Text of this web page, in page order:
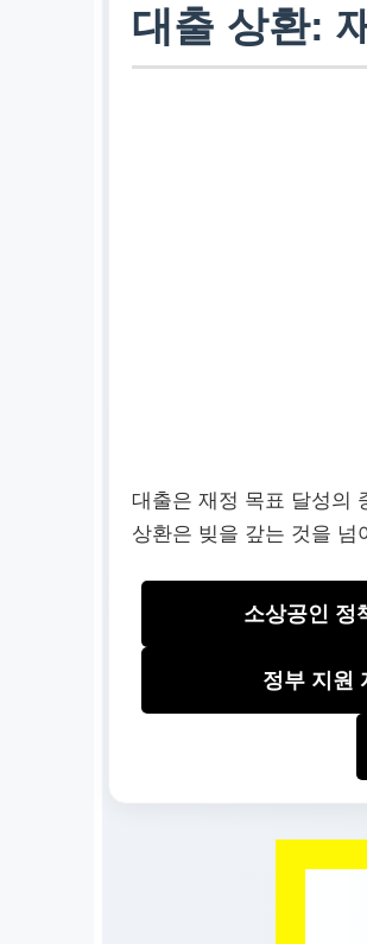
대출 상환:
대출은 재정 목표 달성의
상환은 빚을 갚는 것을 넘
소상공인 정
정부 지원